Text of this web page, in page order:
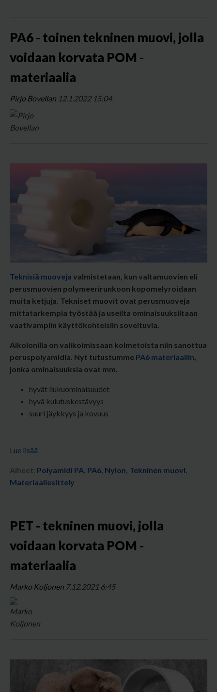
PA6 - toinen tekninen muovi, jolla
voidaan korvata POM -
materiaalia
Pirjo Bovellan 12.1.2022 15:04
Teknisiä muoveja valmistetaan, kun valtamuovien eli
perusmuovien polymeerirunkoon kopomelyroidaan
muita ketjuja. Tekniset muovit ovat perusmuoveja
mittatarkempia työstää ja useilta ominaisuuksiltaan
vaativampiin käyttökohteisiin soveltuvia.
Aikolonilla on valikoimissaan kolmetoista niin sanottua
peruspolyamidia. Nyt tutustumme PA6 materiaaliin,
jonka ominaisuuksia ovat mm.
hyvät liukuominaisuudet
hyvä kulutuskestävyys
suuri jäykkyys ja kovuus
Lue lisää
Aiheet: Polyamidi PA, PA6, Nylon, Tekninen muovi,
Materiaaliesittely
PET - tekninen muovi, jolla
voidaan korvata POM -
materiaalia
Marko Koljonen 7.12.2021 6:45